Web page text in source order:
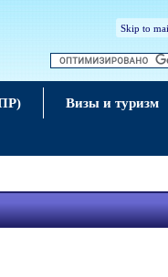
Skip to
Визы и туризм